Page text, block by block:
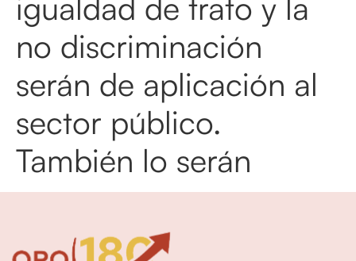
no discriminación
serán de aplicación al
sector público.
También lo serán